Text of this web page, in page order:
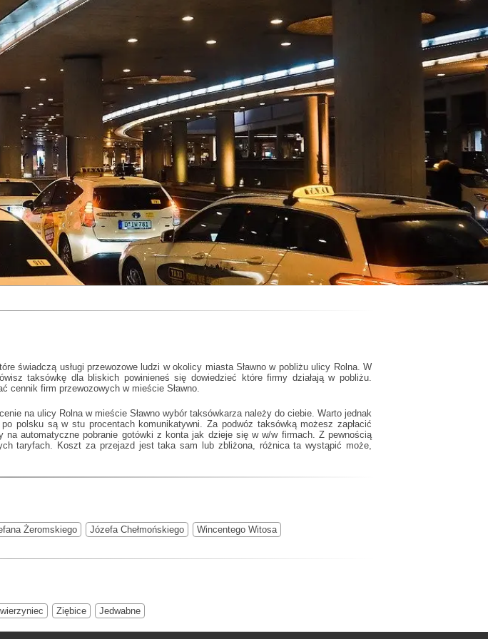
świadczą usługi przewozowe ludzi w okolicy miasta Sławno w pobliżu ulicy Rolna. W
taksówkę dla bliskich powinieneś się dowiedzieć które firmy działają w pobliżu.
cennik firm przewozowych w mieście Sławno.
na ulicy Rolna w mieście Sławno wybór taksówkarza należy do ciebie. Warto jednak
polsku są w stu procentach komunikatywni. Za podwóz taksówką możesz zapłacić
automatyczne pobranie gotówki z konta jak dzieje się w w/w firmach. Z pewnością
taryfach. Koszt za przejazd jest taka sam lub zbliżona, różnica ta wystąpić może,
Żeromskiego Józefa Chełmońskiego
Wincentego Witosa
Ziębice Jedwabne